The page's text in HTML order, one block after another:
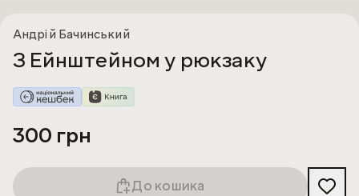
Андрій Бачинський
З Ейнштейном у рюкзаку
300 грн
До кошика